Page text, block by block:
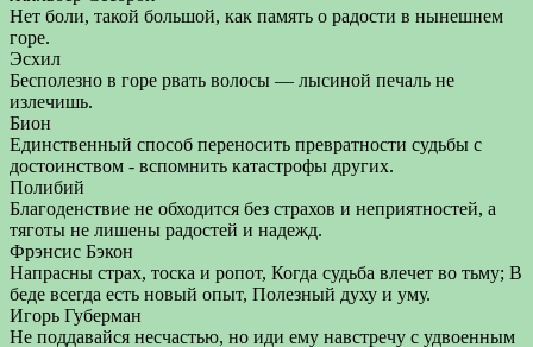
Нет боли, такой большой, как память о радости в нынешнем
горе.
Эсхил
Бесполезно в горе рвать волосы — лысиной печаль не
излечишь.
Бион
Единственный способ переносить превратности судьбы с
достоинством - вспомнить катастрофы других.
Полибий
Благоденствие не обходится без страхов и неприятностей, а
тяготы не лишены радостей и надежд.
Фрэнсис Бэкон
Напрасны страх, тоска и ропот, Когда судьба влечет во тьму; В
беде всегда есть новый опыт, Полезный духу и уму.
Игорь Губерман
Не поддавайся несчастью, но иди ему навстречу с удвоенным